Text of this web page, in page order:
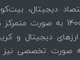
دیجیتال،
رمزارزها، از سال 1400 به
دیجیتال و
تخصصی نیز در